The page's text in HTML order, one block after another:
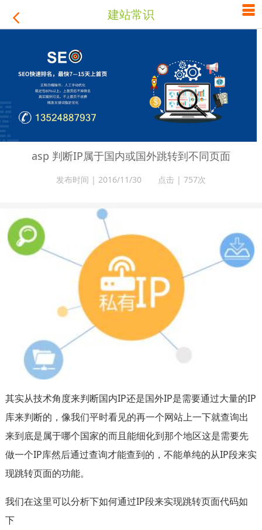
 建站常识 
asp 判断IP属于国内或国外跳转到不同页面
发布时间 | 2016/11/30 点击 | 757次
其实从技术角度来判断国内IP还是国外IP是需要通过大量的IP
库来判断的，像我们平时看见的再一个网站上一下就查询出
来到底是属于哪个国家的而且能细化到那个地区这是需要先
做一个IP库然后通过查询才能查到的，不能单纯的从IP段来实
现跳转页面的功能。
我们在这里可以分析下如何通过IP段来实现跳转页面代码如
下